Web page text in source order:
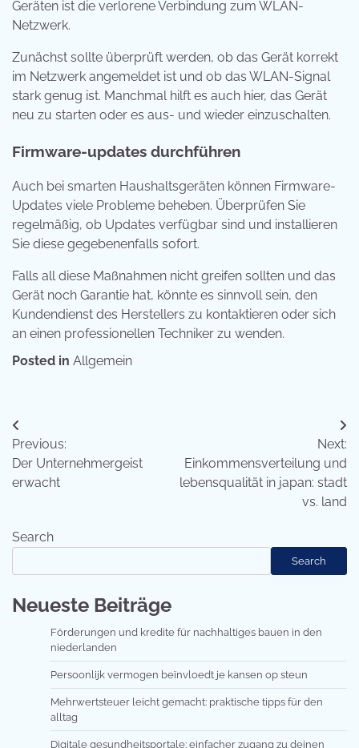
Geräten ist die verlorene Verbindung zum WLAN-
Netzwerk.
Zunächst sollte überprüft werden, ob das Gerät korrekt
im Netzwerk angemeldet ist und ob das WLAN-Signal
stark genug ist. Manchmal hilft es auch hier, das Gerät
neu zu starten oder es aus- und wieder einzuschalten.
Firmware-updates durchführen
Auch bei smarten Haushaltsgeräten können Firmware-
Updates viele Probleme beheben. Überprüfen Sie
regelmäßig, ob Updates verfügbar sind und installieren
Sie diese gegebenenfalls sofort.
Falls all diese Maßnahmen nicht greifen sollten und das
Gerät noch Garantie hat, könnte es sinnvoll sein, den
Kundendienst des Herstellers zu kontaktieren oder sich
an einen professionellen Techniker zu wenden.
Posted in Allgemein
Post
navigation
Previous:
Der Unternehmergeist
erwacht
Next:
Einkommensverteilung und
lebensqualität in japan: stadt
vs. land
Search
Search
Neueste Beiträge
Förderungen und kredite für nachhaltiges bauen in den
niederlanden
Persoonlijk vermogen beïnvloedt je kansen op steun
Mehrwertsteuer leicht gemacht: praktische tipps für den
alltag
Digitale gesundheitsportale: einfacher zugang zu deinen